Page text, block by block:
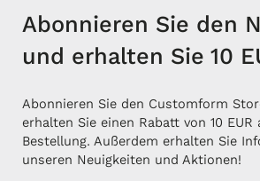
Abonnieren Sie den
und erhalten Sie 10
Abonnieren Sie den Customform
erhalten Sie einen Rabatt von 10 EUR
Bestellung. Außerdem erhalten Sie
unseren Neuigkeiten und Aktionen!